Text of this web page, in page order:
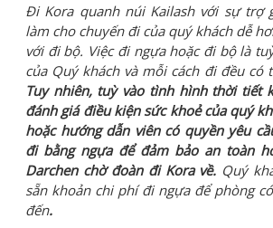
Đi Kora quanh núi Kailash với sự trợ
làm cho chuyến đi của quý khách dễ
với đi bộ. Việc đi ngựa hoặc đi bộ là
của Quý khách và mỗi cách đi đều có
Tuy nhiên, tuỳ vào tình hình thời tiết
đánh giá điều kiện sức khoẻ của quý
hoặc hướng dẫn viên có quyền yêu
đi bằng ngựa để đảm bảo an toàn
Darchen chờ đoàn đi Kora về. Quý
sẵn khoản chi phí đi ngựa để phòng
đến.